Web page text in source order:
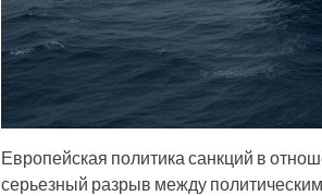
Европейская политика санкций в
серьезный разрыв между